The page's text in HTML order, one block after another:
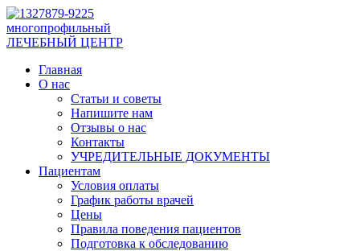
многопрофильный
ЛЕЧЕБНЫЙ ЦЕНТР
Главная
О нас
Статьи и советы
Напишите нам
Отзывы о нас
Контакты
УЧРЕДИТЕЛЬНЫЕ ДОКУМЕНТЫ
Пациентам
Условия оплаты
График работы врачей
Цены
Правила поведения пациентов
Подготовка к обследованию